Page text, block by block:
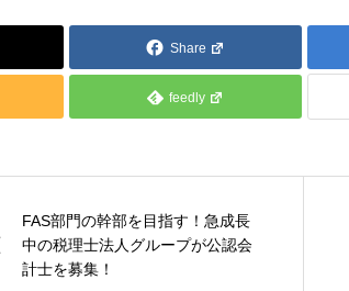
Share
feedly
FAS部門の幹部を目指す！急成長
中の税理士法人グループが公認会
計士を募集！